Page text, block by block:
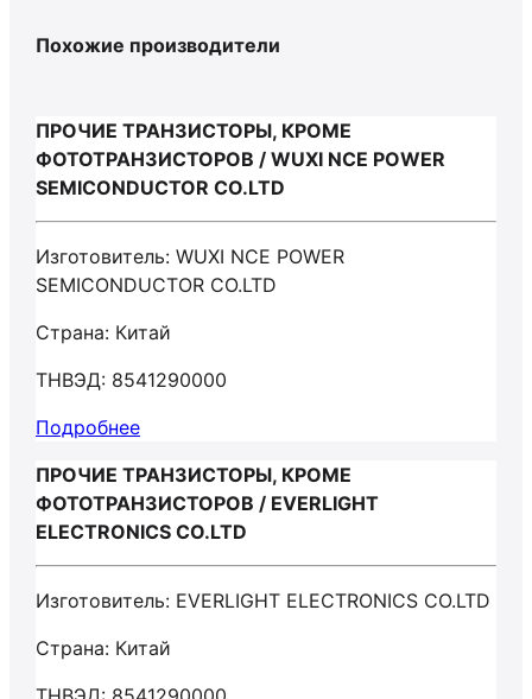
Похожие производители
ПРОЧИЕ ТРАНЗИСТОРЫ, КРОМЕ
ФОТОТРАНЗИСТОРОВ / WUXI NCE POWER
SEMICONDUCTOR CO.LTD
Изготовитель: WUXI NCE POWER
SEMICONDUCTOR CO.LTD
Страна: Китай
ТНВЭД: 8541290000
Подробнее
ПРОЧИЕ ТРАНЗИСТОРЫ, КРОМЕ
ФОТОТРАНЗИСТОРОВ / EVERLIGHT
ELECTRONICS CO.LTD
Изготовитель: EVERLIGHT ELECTRONICS CO.LTD
Страна: Китай